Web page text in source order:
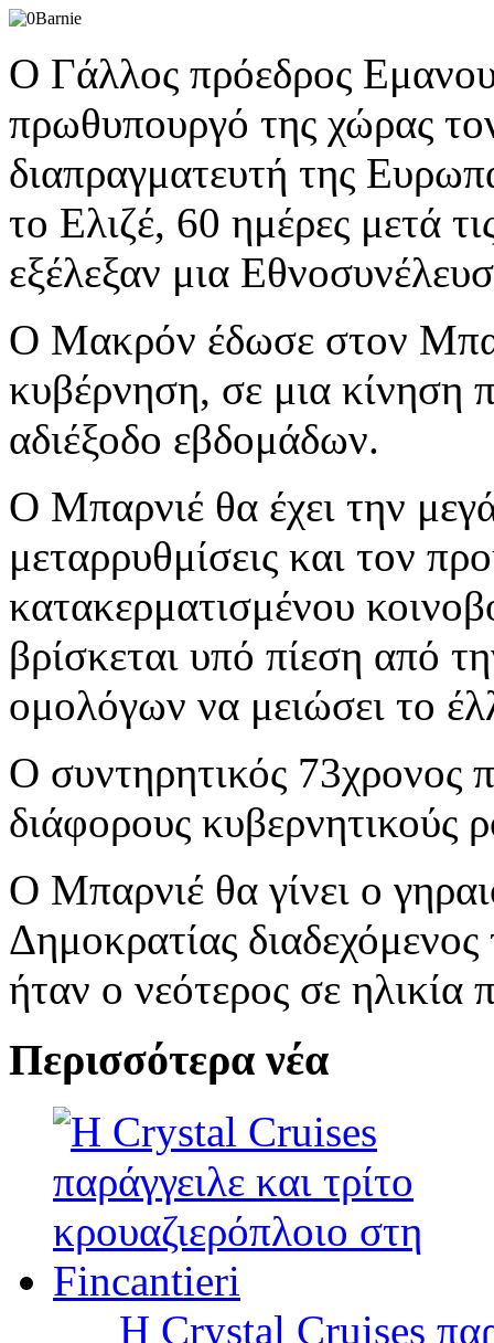
Ο Γάλλος πρόεδρος
πρωθυπουργό της χώρας
διαπραγματευτή της
το Ελιζέ, 60 ημέρες μετά
εξέλεξαν μια
Ο Μακρόν έδωσε στον
κυβέρνηση, σε μια κίνηση
αδιέξοδο εβδομάδων.
Ο Μπαρνιέ θα έχει την
μεταρρυθμίσεις και τον
κατακερματισμένου
βρίσκεται υπό πίεση από
ομολόγων να μειώσει το
Ο συντηρητικός 73χρονος
διάφορους κυβερνητικούς
Ο Μπαρνιέ θα γίνει ο
Δημοκρατίας
ήταν ο νεότερος σε ηλικία
Περισσότερα νέα
Η Crystal Cruises